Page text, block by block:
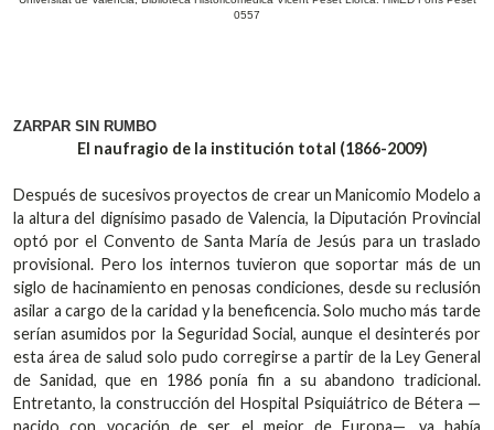
0557
ZARPAR SIN RUMBO
El naufragio de la institución total (1866-2009)
Después de sucesivos proyectos de crear un Manicomio Modelo a
la altura del dignísimo pasado de Valencia, la Diputación Provincial
optó por el Convento de Santa María de Jesús para un traslado
provisional. Pero los internos tuvieron que soportar más de un
siglo de hacinamiento en penosas condiciones, desde su reclusión
asilar a cargo de la caridad y la beneficencia. Solo mucho más tarde
serían asumidos por la Seguridad Social, aunque el desinterés por
esta área de salud solo pudo corregirse a partir de la Ley General
de Sanidad, que en 1986 ponía fin a su abandono tradicional.
Entretanto, la construcción del Hospital Psiquiátrico de Bétera —